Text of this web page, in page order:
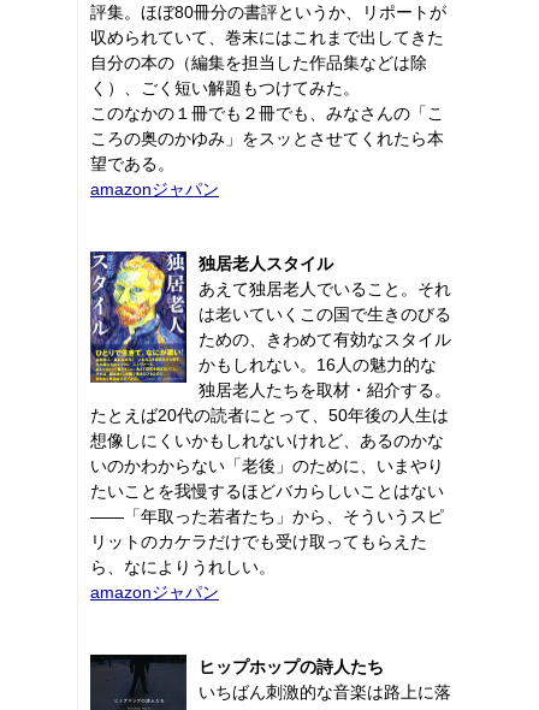
評集。ほぼ80冊分の書評というか、リポートが
収められていて、巻末にはこれまで出してきた
自分の本の（編集を担当した作品集などは除
く）、ごく短い解題もつけてみた。
このなかの１冊でも２冊でも、みなさんの「こ
ころの奥のかゆみ」をスッとさせてくれたら本
望である。
amazonジャパン
独居老人スタイル
あえて独居老人でいること。それ
は老いていくこの国で生きのびる
ための、きわめて有効なスタイル
かもしれない。16人の魅力的な
独居老人たちを取材・紹介する。
たとえば20代の読者にとって、50年後の人生は
想像しにくいかもしれないけれど、あるのかな
いのかわからない「老後」のために、いまやり
たいことを我慢するほどバカらしいことはない
――「年取った若者たち」から、そういうスピ
リットのカケラだけでも受け取ってもらえた
ら、なによりうれしい。
amazonジャパン
ヒップホップの詩人たち
いちばん刺激的な音楽は路上に落